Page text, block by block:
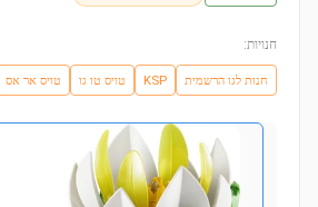
חנויות:
חנות לגו הרשמית KSP טויס טו גו טויס אר אס